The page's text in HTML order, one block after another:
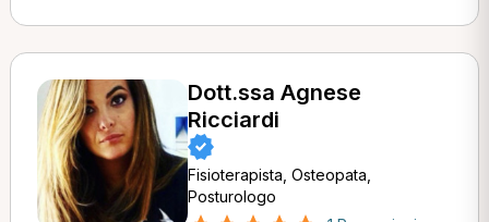
Dott.ssa Agnese
Ricciardi
Fisioterapista, Osteopata,
Posturologo